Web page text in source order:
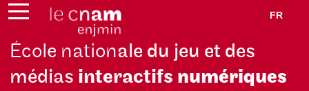
FR
École nationale du jeu et des
médias interactifs numériques